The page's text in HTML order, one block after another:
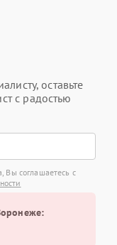
оставьте
с радостью
Вы соглашаетесь с